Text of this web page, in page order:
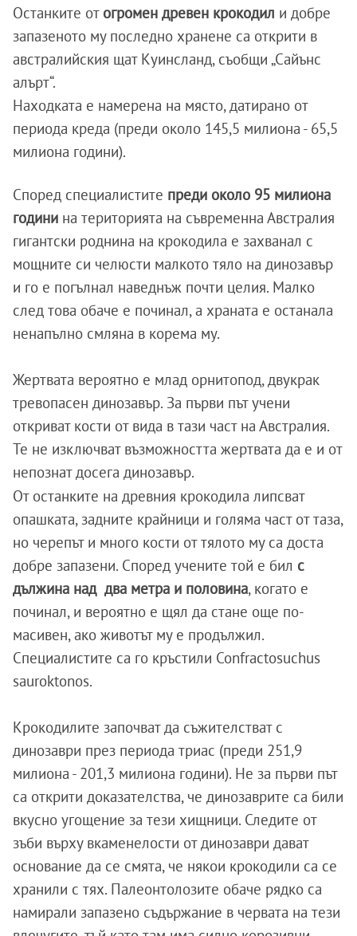
Останките от огромен древен крокодил и добре
запазеното му последно хранене са открити в
австралийския щат Куинсланд, съобщи „Сайънс
алърт“.
Находката е намерена на място, датирано от
периода креда (преди около 145,5 милиона - 65,5
милиона години).
Според специалистите преди около 95 милиона
години на територията на съвременна Австралия
гигантски роднина на крокодила е захванал с
мощните си челюсти малкото тяло на динозавър
и го е погълнал наведнъж почти целия. Малко
след това обаче е починал, а храната е останала
ненапълно смляна в корема му.
Жертвата вероятно е млад орнитопод, двукрак
тревопасен динозавър. За първи път учени
откриват кости от вида в тази част на Австралия.
Те не изключват възможността жертвата да е и от
непознат досега динозавър.
От останките на древния крокодила липсват
опашката, задните крайници и голяма част от таза,
но черепът и много кости от тялото му са доста
добре запазени. Според учените той е бил с
дължина над два метра и половина, когато е
починал, и вероятно е щял да стане още по-
масивен, ако животът му е продължил.
Специалистите са го кръстили Confractosuchus
sauroktonos.
Крокодилите започват да съжителстват с
динозаври през периода триас (преди 251,9
милиона - 201,3 милиона години). Не за първи път
са открити доказателства, че динозаврите са били
вкусно угощение за тези хищници. Следите от
зъби върху вкаменелости от динозаври дават
основание да се смята, че някои крокодили са се
хранили с тях. Палеонтолозите обаче рядко са
намирали запазено съдържание в червата на тези